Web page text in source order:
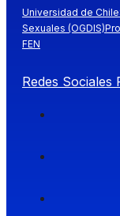
Universidad de Chile
Sexuales (OGDIS)
FEN
Redes Sociales